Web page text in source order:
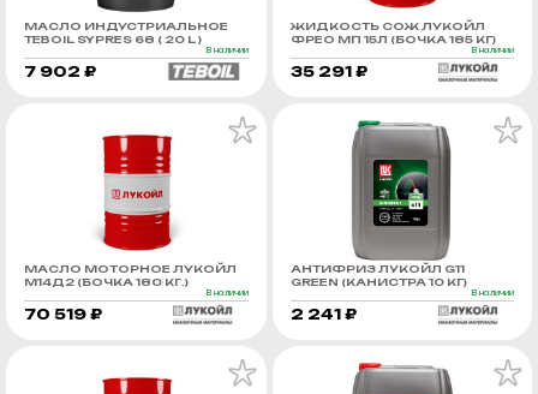
МАСЛО ИНДУСТРИАЛЬНОЕ
TEBOIL SYPRES 68 ( 20 L )
В наличии
7 902 ₽
ЖИДКОСТЬ СОЖ ЛУКОЙЛ
ФРЕО МП 15Л (БОЧКА 185 КГ)
В наличии
35 291 ₽
МАСЛО МОТОРНОЕ ЛУКОЙЛ
М14Д2 (БОЧКА 180 КГ.)
В наличии
70 519 ₽
АНТИФРИЗ ЛУКОЙЛ G11
GREEN (КАНИСТРА 10 КГ)
В наличии
2 241 ₽